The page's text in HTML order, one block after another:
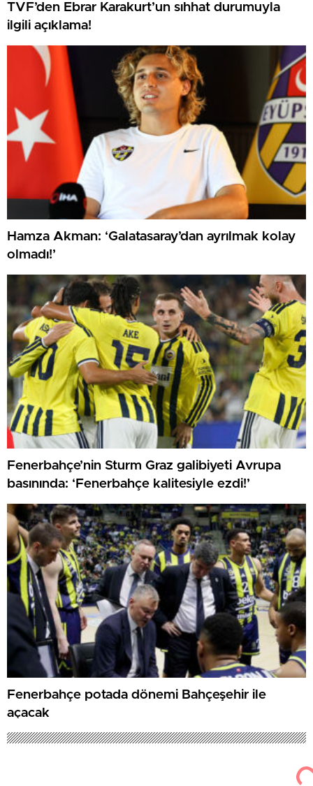
TVF’den Ebrar Karakurt’un sıhhat durumuyla
ilgili açıklama!
Hamza Akman: ‘Galatasaray’dan ayrılmak kolay
olmadı!’
Fenerbahçe’nin Sturm Graz galibiyeti Avrupa
basınında: ‘Fenerbahçe kalitesiyle ezdi!’
Fenerbahçe potada dönemi Bahçeşehir ile
açacak